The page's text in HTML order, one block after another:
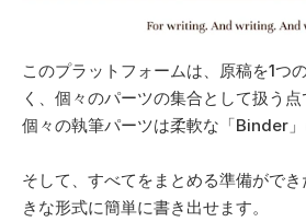
このプラットフォームは、原稿を1つ
く、個々のパーツの集合として扱う点
個々の執筆パーツは柔軟な「Binder」
そして、すべてをまとめる準備がで
きな形式に簡単に書き出せます。